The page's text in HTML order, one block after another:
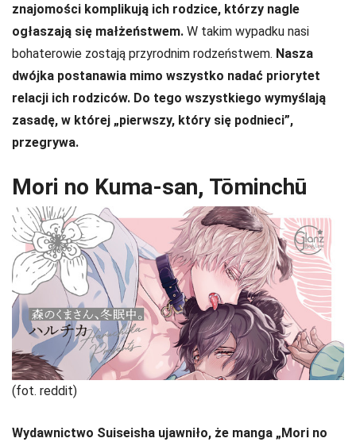
znajomości komplikują ich rodzice, którzy nagle
ogłaszają się małżeństwem. W takim wypadku nasi
bohaterowie zostają przyrodnim rodzeństwem. Nasza
dwójka postanawia mimo wszystko nadać priorytet
relacji ich rodziców. Do tego wszystkiego wymyślają
zasadę, w której „pierwszy, który się podnieci”,
przegrywa.
Mori no Kuma-san, Tōminchū
(fot. reddit)
Wydawnictwo Suiseisha ujawniło, że manga „Mori no